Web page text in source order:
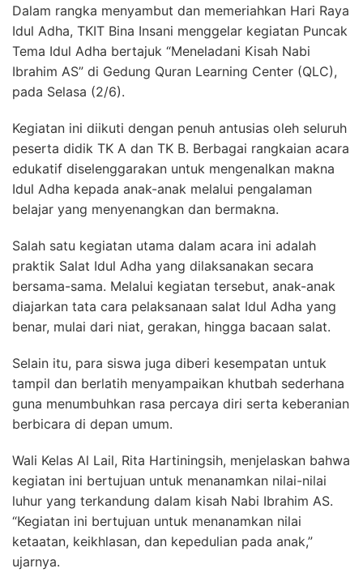
Dalam rangka menyambut dan memeriahkan Hari Raya
Idul Adha, TKIT Bina Insani menggelar kegiatan Puncak
Tema Idul Adha bertajuk “Meneladani Kisah Nabi
Ibrahim AS” di Gedung Quran Learning Center (QLC),
pada Selasa (2/6).
Kegiatan ini diikuti dengan penuh antusias oleh seluruh
peserta didik TK A dan TK B. Berbagai rangkaian acara
edukatif diselenggarakan untuk mengenalkan makna
Idul Adha kepada anak-anak melalui pengalaman
belajar yang menyenangkan dan bermakna.
Salah satu kegiatan utama dalam acara ini adalah
praktik Salat Idul Adha yang dilaksanakan secara
bersama-sama. Melalui kegiatan tersebut, anak-anak
diajarkan tata cara pelaksanaan salat Idul Adha yang
benar, mulai dari niat, gerakan, hingga bacaan salat.
Selain itu, para siswa juga diberi kesempatan untuk
tampil dan berlatih menyampaikan khutbah sederhana
guna menumbuhkan rasa percaya diri serta keberanian
berbicara di depan umum.
Wali Kelas Al Lail, Rita Hartiningsih, menjelaskan bahwa
kegiatan ini bertujuan untuk menanamkan nilai-nilai
luhur yang terkandung dalam kisah Nabi Ibrahim AS.
“Kegiatan ini bertujuan untuk menanamkan nilai
ketaatan, keikhlasan, dan kepedulian pada anak,”
ujarnya.